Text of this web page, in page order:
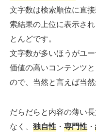
文字数は検索順位に直
索結果の上位に表示さ
とんどです。
文字数が多いほうがユ
価値の高いコンテンツ
ので、当然と言えば当然
だらだらと内容の薄い
なく、 独自性 ・ 専門性 ・